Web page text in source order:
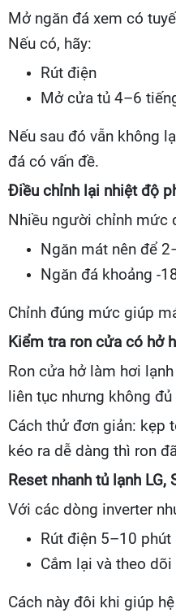
Mở ngăn đá xem có
Nếu có, hãy:
Rút điện
Mở cửa tủ 4–6
Nếu sau đó vẫn không
đá có vấn đề.
Điều chỉnh lại nhiệt độ
Nhiều người chỉnh mức
Ngăn mát nên để
Ngăn đá khoảng -
Chỉnh đúng mức giúp
Kiểm tra ron cửa có hở
Ron cửa hở làm hơi
liên tục nhưng không đủ
Cách thử đơn giản: kẹp
kéo ra dễ dàng thì ron
Reset nhanh tủ lạnh LG,
Với các dòng inverter
Rút điện 5–10 phút
Cắm lại và theo dõi
Cách này đôi khi giúp